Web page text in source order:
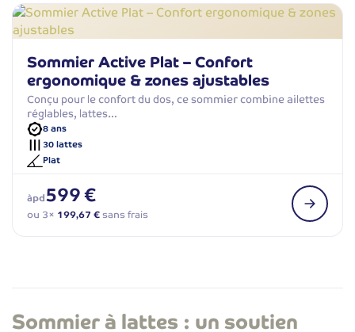
Sommier Active Plat – Confort
ergonomique & zones ajustables
Conçu pour le confort du dos, ce sommier combine ailettes
réglables, lattes…
8 ans
30 lattes
Plat
àpd599 €
ou 3× 199,67 €sans frais
Sommier à lattes : un soutien